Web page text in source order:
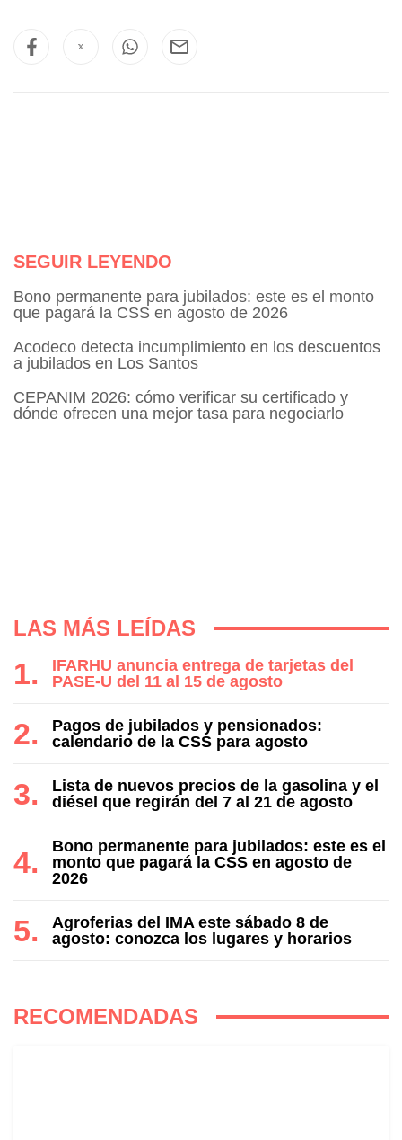
SEGUIR LEYENDO
Bono permanente para jubilados: este es el monto
que pagará la CSS en agosto de 2026
Acodeco detecta incumplimiento en los descuentos
a jubilados en Los Santos
CEPANIM 2026: cómo verificar su certificado y
dónde ofrecen una mejor tasa para negociarlo
LAS MÁS LEÍDAS
IFARHU anuncia entrega de tarjetas del
PASE-U del 11 al 15 de agosto
Pagos de jubilados y pensionados:
calendario de la CSS para agosto
Lista de nuevos precios de la gasolina y el
diésel que regirán del 7 al 21 de agosto
Bono permanente para jubilados: este es el
monto que pagará la CSS en agosto de
2026
Agroferias del IMA este sábado 8 de
agosto: conozca los lugares y horarios
RECOMENDADAS